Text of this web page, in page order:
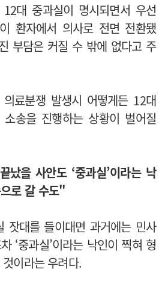
대 중과실이 명시되면서 우선
환자에서 의사로 전면 전환됐
부담은 커질 수 밖에 없다고 주
료분쟁 발생시 어떻게든 12대
송을 진행하는 상황이 벌어질
났을 사안도 ‘중과실’이라는 낙
로 갈 수도"
잣대를 들이대면 과거에는 민사
‘중과실’이라는 낙인이 찍혀 형
이라는 우려다.